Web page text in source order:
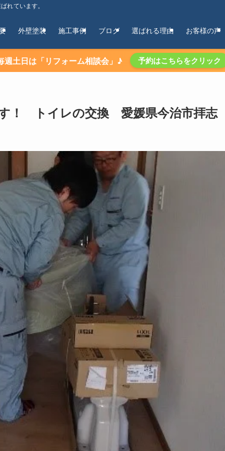
れています。
外壁塗装 施工事例 ブログ 選ばれる理由 お客様の声
週土日は「リフォーム相談会」♪ 予約はこちらをクリック
す！ トイレの交換 愛媛県今治市拝